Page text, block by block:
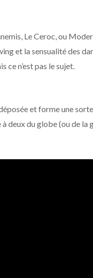
Le Ceroc, ou
et la sensualité des
ce n’est pas le sujet.
et forme une
deux du globe (ou de la